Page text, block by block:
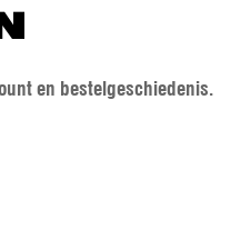
en bestelgeschiedenis.